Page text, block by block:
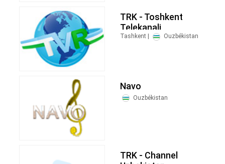
TRK - Toshkent
Telekanali
Tashkent | Ouzbékistan
Navo
Ouzbékistan
TRK - Channel